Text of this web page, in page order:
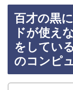
百才の黒
ドが使え
をしてい
のコンピ